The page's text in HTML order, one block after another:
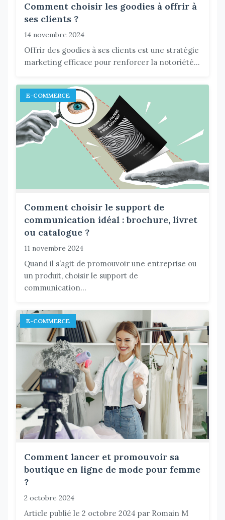
Comment choisir les goodies à offrir à
ses clients ?
14 novembre 2024
Offrir des goodies à ses clients est une stratégie
marketing efficace pour renforcer la notoriété...
E-COMMERCE
Comment choisir le support de
communication idéal : brochure, livret
ou catalogue ?
11 novembre 2024
Quand il s’agit de promouvoir une entreprise ou
un produit, choisir le support de
communication...
E-COMMERCE
Comment lancer et promouvoir sa
boutique en ligne de mode pour femme
?
2 octobre 2024
Article publié le 2 octobre 2024 par Romain M